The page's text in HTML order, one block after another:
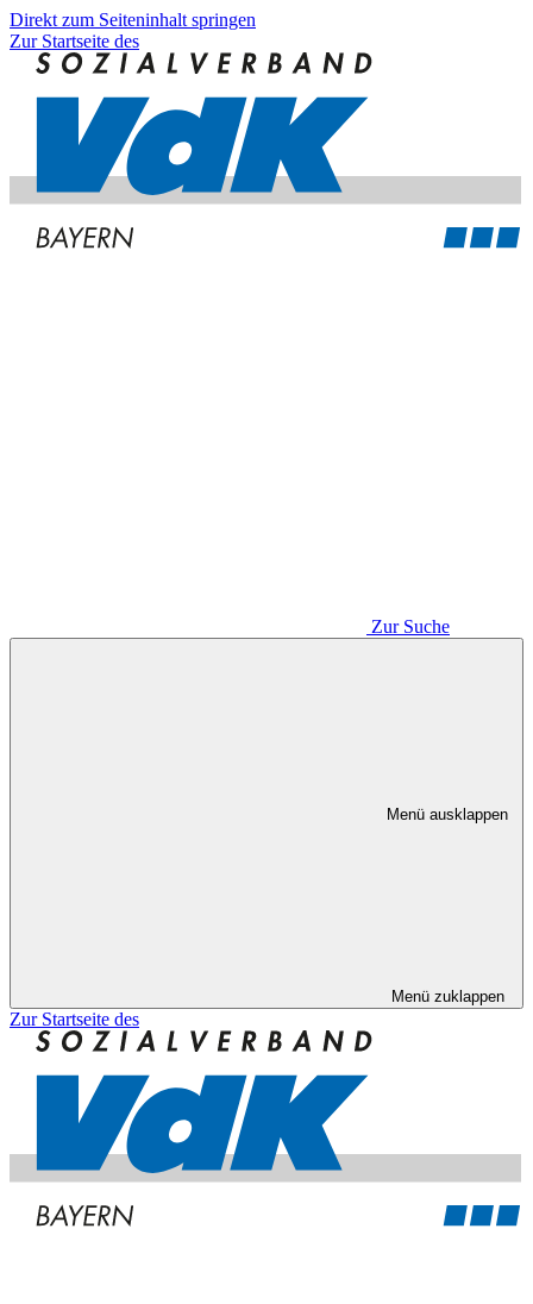
Direkt zum Seiteninhalt springen
Zur Startseite des
Zur Suche
Menü ausklappen
Menü zuklappen
Zur Startseite des